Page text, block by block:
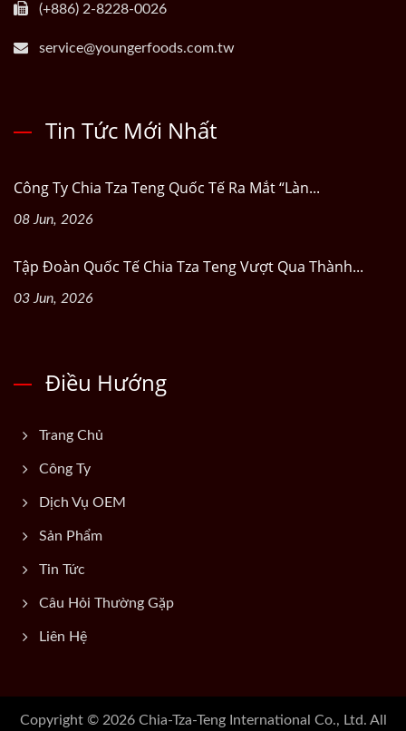
(+886) 2-8228-0026
service@youngerfoods.com.tw
Tin Tức Mới Nhất
Công Ty Chia Tza Teng Quốc Tế Ra Mắt “Làn...
08 Jun, 2026
Tập Đoàn Quốc Tế Chia Tza Teng Vượt Qua Thành...
03 Jun, 2026
Điều Hướng
Trang Chủ
Công Ty
Dịch Vụ OEM
Sản Phẩm
Tin Tức
Câu Hỏi Thường Gặp
Liên Hệ
Copyright © 2026 Chia-Tza-Teng International Co., Ltd. All